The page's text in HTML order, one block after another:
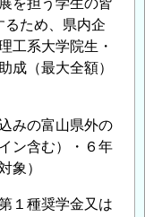
を担う学生の皆
るため、県内企
工系大学院生・
成（最大全額）
みの富山県外の
ン含む）・６年
象）
１種奨学金又は